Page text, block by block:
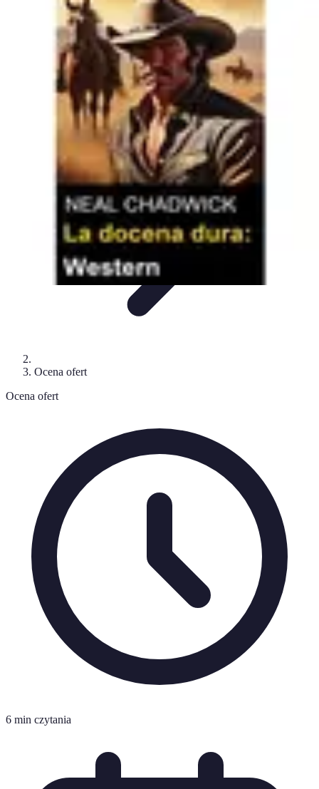
Oferty Zakupowe
Ocena ofertAnaliza ofert Tendencje zakupowePorady
Porady Zakupowe
Oferty Zakupowe
Ocena ofert
Ocena ofert
6 min czytania